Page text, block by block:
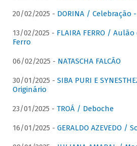
20/02/2025 - DORINA / Celebração
13/02/2025 - FLAIRA FERRO /
Ferro
06/02/2025 - NATASCHA FALCÃO
30/01/2025 - SIBA PURI E
Originário
23/01/2025 - TROÁ / Deboche
16/01/2025 - GERALDO AZEVEDO /